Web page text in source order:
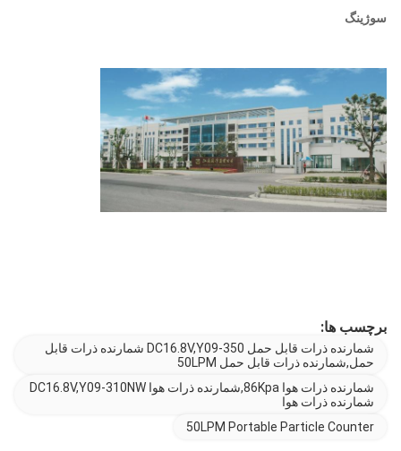
سوژینگ
برچسب ها:
شمارنده ذرات قابل حمل DC16.8V,Y09-350 شمارنده ذرات قابل
حمل,شمارنده ذرات قابل حمل 50LPM
شمارنده ذرات هوا 86Kpa,شمارنده ذرات هوا DC16.8V,Y09-310NW
شمارنده ذرات هوا
50LPM Portable Particle Counter